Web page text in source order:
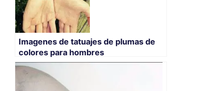
Imagenes de tatuajes de plumas de
colores para hombres